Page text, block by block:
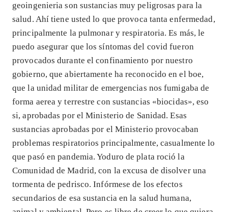
geoingenieria son sustancias muy peligrosas para la
salud. Ahí tiene usted lo que provoca tanta enfermedad,
principalmente la pulmonar y respiratoria. Es más, le
puedo asegurar que los síntomas del covid fueron
provocados durante el confinamiento por nuestro
gobierno, que abiertamente ha reconocido en el boe,
que la unidad militar de emergencias nos fumigaba de
forma aerea y terrestre con sustancias «biocidas», eso
si, aprobadas por el Ministerio de Sanidad. Esas
sustancias aprobadas por el Ministerio provocaban
problemas respiratorios principalmente, casualmente lo
que pasó en pandemia. Yoduro de plata roció la
Comunidad de Madrid, con la excusa de disolver una
tormenta de pedrisco. Infórmese de los efectos
secundarios de esa sustancia en la salud humana,